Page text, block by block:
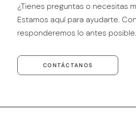
¿Tienes preguntas o necesitas
Estamos aquí para ayudarte.
responderemos lo antes posible.
CONTÁCTANOS